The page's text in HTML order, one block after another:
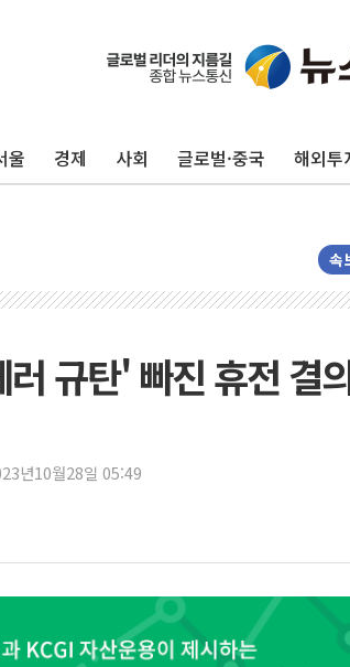
울 경제 사회 글로벌·중국 해외투
속
규탄' 빠진 휴전 결
년10월28일 05:49